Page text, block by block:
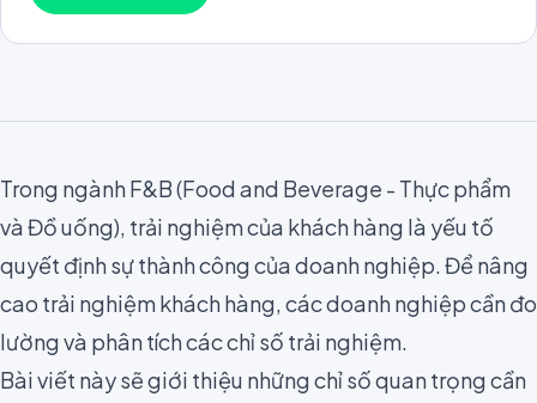
Trong ngànhF&B (Food and Beverage - Thực phẩm
và Đồ uống), trải nghiệm của khách hàng là yếu tố
quyết định sự thành công của doanh nghiệp. Để nâng
cao trải nghiệm khách hàng, các doanh nghiệp cần đo
lường và phân tích các chỉ số trải nghiệm.
Bài viết này sẽ giới thiệu những chỉ số quan trọng cần